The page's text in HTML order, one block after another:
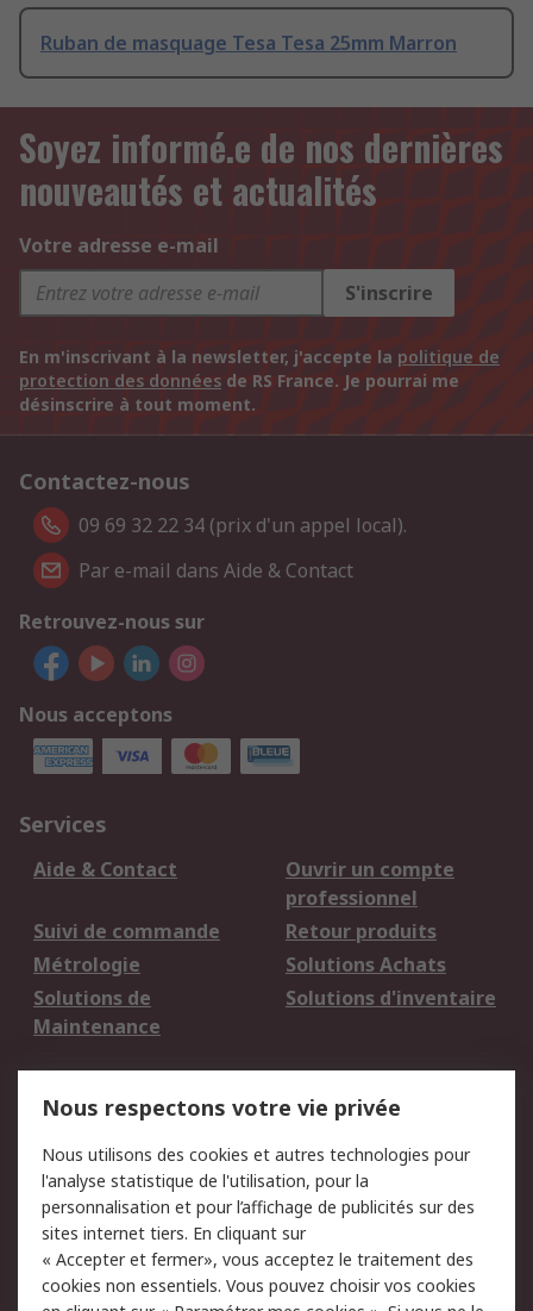
Ruban de masquage Tesa Tesa 25mm Marron
Soyez informé.e de nos dernières
nouveautés et actualités
Votre adresse e-mail
S'inscrire
En m'inscrivant à la newsletter, j'accepte la politique de
protection des données de RS France. Je pourrai me
désinscrire à tout moment.
Contactez-nous
09 69 32 22 34 (prix d'un appel local).
Par e-mail dans Aide & Contact
Retrouvez-nous sur
Nous acceptons
Services
Aide & Contact
Ouvrir un compte
professionnel
Suivi de commande
Retour produits
Métrologie
Solutions Achats
Solutions de
Maintenance
Solutions d'inventaire
du site
Politique de protection
des données - Mise à
jour
Sécurité des E-mails
Conditions générales
Politique anti-
Nous respectons votre vie privée
Nous utilisons des cookies et autres technologies pour
l'analyse statistique de l'utilisation, pour la
personnalisation et pour l’affichage de publicités sur des
sites internet tiers. En cliquant sur
« Accepter et fermer», vous acceptez le traitement des
cookies non essentiels. Vous pouvez choisir vos cookies